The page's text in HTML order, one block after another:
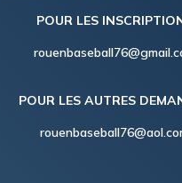
POUR LES
POUR LES AUTRES